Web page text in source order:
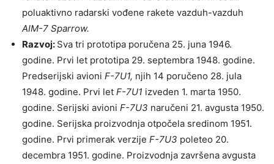
poluaktivno radarski vođene rakete vazduh-vazduh
AIM-7 Sparrow.
Razvoj: Sva tri prototipa poručena 25. juna 1946.
godine. Prvi let prototipa 29. septembra 1948. godine.
Predserijski avioni F-7U1, njih 14 poručeno 28. jula
1948. godine. Prvi let F-7U1 izveden 1. marta 1950.
godine. Serijski avioni F-7U3 naručeni 21. avgusta 1950.
godine. Serijska proizvodnja otpočela sredinom 1951.
godine. Prvi primerak verzije F-7U3 poleteo 20.
decembra 1951. godine. Proizvodnja završena avgusta